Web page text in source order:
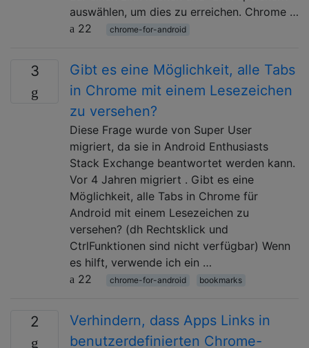
auswählen, um dies zu erreichen. Chrome …
22
chrome-for-android
3
Gibt es eine Möglichkeit, alle Tabs
in Chrome mit einem Lesezeichen
zu versehen?
Diese Frage wurde von Super User
migriert, da sie in Android Enthusiasts
Stack Exchange beantwortet werden kann.
Vor 4 Jahren migriert . Gibt es eine
Möglichkeit, alle Tabs in Chrome für
Android mit einem Lesezeichen zu
versehen? (dh Rechtsklick und
CtrlFunktionen sind nicht verfügbar) Wenn
es hilft, verwende ich ein …
22
chrome-for-android bookmarks
2
Verhindern, dass Apps Links in
benutzerdefinierten Chrome-